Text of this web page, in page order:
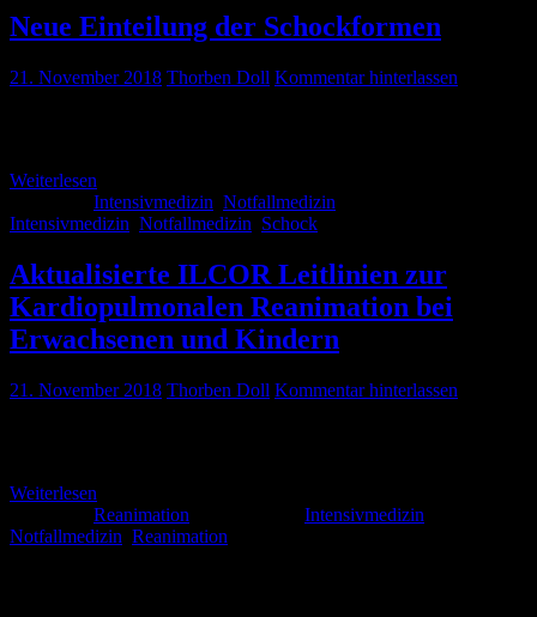
Neue Einteilung der Schockformen
21. November 2018 Thorben Doll Kommentar hinterlassen
Weiterlesen
Intensivmedizin Notfallmedizin
Intensivmedizin Notfallmedizin Schock
Aktualisierte ILCOR Leitlinien zur
Kardiopulmonalen Reanimation bei
Erwachsenen und Kindern
21. November 2018 Thorben Doll Kommentar hinterlassen
Weiterlesen
Reanimation Intensivmedizin
Notfallmedizin Reanimation